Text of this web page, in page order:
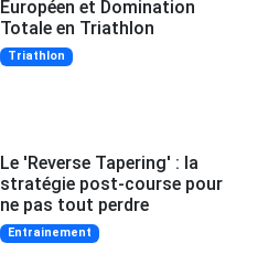
Européen et Domination
Totale en Triathlon
Triathlon
Le 'Reverse Tapering' : la
stratégie post-course pour
ne pas tout perdre
Entrainement